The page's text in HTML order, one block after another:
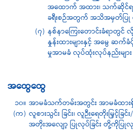
အထောက် အထား၊ သက်ဆိုင်ရ
ခရီးစဉ်အတွက် အသိအမှတ်ပြု
(၇) နစ်နာကြေးတောင်းခံရာတွင် လို
နှုန်းထားများနှင့် အမွေ ဆက်
မှုအာမခံ လုပ်ထုံးလုပ်နည်းမျာ
အထွေထွေ
၁၀။
(က)
အာမခံသက်တမ်းအတွင်း အာမခံထား
လူစားသွင်း ခြင်း၊ လူဉီးရေတိုးမြှင့်ခြင်
အတိုးအလျော့ ပြုလုပ်ခြင်း တို့ကိုပြု